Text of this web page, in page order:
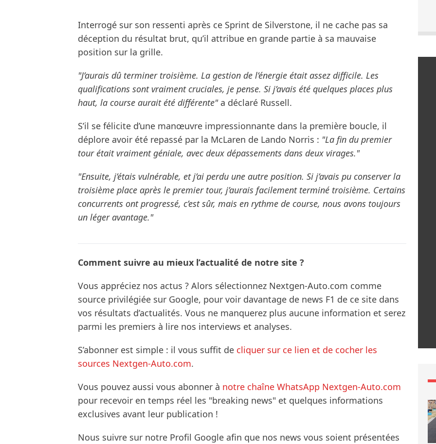
Interrogé sur son ressenti après ce Sprint de Silverstone, il ne cache pas sa
déception du résultat brut, qu’il attribue en grande partie à sa mauvaise
position sur la grille.
"J’aurais dû terminer troisième. La gestion de l’énergie était assez difficile. Les
qualifications sont vraiment cruciales, je pense. Si j’avais été quelques places plus
haut, la course aurait été différente"a déclaré Russell.
S’il se félicite d’une manœuvre impressionnante dans la première boucle, il
déplore avoir été repassé par la McLaren de Lando Norris : "La fin du premier
tour était vraiment géniale, avec deux dépassements dans deux virages."
"Ensuite, j’étais vulnérable, et j’ai perdu une autre position. Si j’avais pu conserver la
troisième place après le premier tour, j’aurais facilement terminé troisième. Certains
concurrents ont progressé, c’est sûr, mais en rythme de course, nous avons toujours
un léger avantage."
Comment suivre au mieux l’actualité de notre site ?
Vous appréciez nos actus ? Alors sélectionnez Nextgen-Auto.com comme
source privilégiée sur Google, pour voir davantage de news F1 de ce site dans
vos résultats d’actualités. Vous ne manquerez plus aucune information et serez
parmi les premiers à lire nos interviews et analyses.
S’abonner est simple : il vous suffit de cliquer sur ce lien et de cocher les
sources Nextgen-Auto.com.
Vous pouvez aussi vous abonner à notre chaîne WhatsApp Nextgen-Auto.com
pour recevoir en temps réel les "breaking news" et quelques informations
exclusives avant leur publication !
Nous suivre sur notre Profil Google afin que nos news vous soient présentées